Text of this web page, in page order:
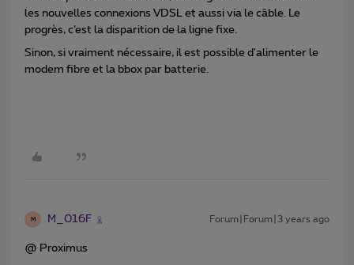
les nouvelles connexions VDSL et aussi via le câble. Le
progrès, c’est la disparition de la ligne fixe.
Sinon, si vraiment nécessaire, il est possible d'alimenter le
modem fibre et la bbox par batterie.
M M_016F Forum|Forum|3 years ago
@ Proximus